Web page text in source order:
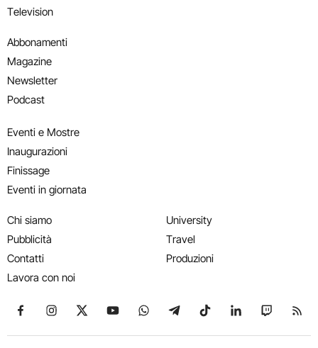
Television
Abbonamenti
Magazine
Newsletter
Podcast
Eventi e Mostre
Inaugurazioni
Finissage
Eventi in giornata
Chi siamo
Pubblicità
Contatti
Lavora con noi
University
Travel
Produzioni
Seguici su Facebook
Seguici su Instagram
Seguici su X
Seguici su YouTube
Seguici su WhatsApp
Seguici su Telegram
Seguici su TikTok
Seguici su
Seguici